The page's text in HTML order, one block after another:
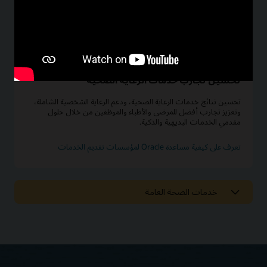
تحسين تجارب خدمات الرعاية الصحية
تحسين نتائج خدمات الرعاية الصحية، ودعم الرعاية الشخصية الشاملة،
وتعزيز تجارب أفضل للمرضى والأطباء والموظفين من خلال حلول
مقدمي الخدمات البديهية والذكية.
تعرف على كيفية مساعدة Oracle لمؤسسات تقديم الخدمات
خدمات الصحة العامة